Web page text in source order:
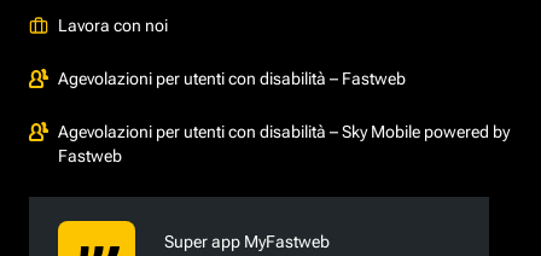
Lavora con noi
Agevolazioni per utenti con disabilità – Fastweb
Agevolazioni per utenti con disabilità – Sky Mobile powered by
Fastweb
Super app MyFastweb